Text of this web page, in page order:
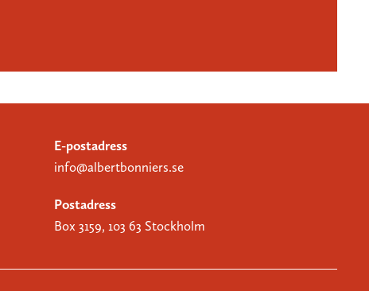
E-postadress
info@albertbonniers.se
Postadress
Box 3159, 103 63 Stockholm